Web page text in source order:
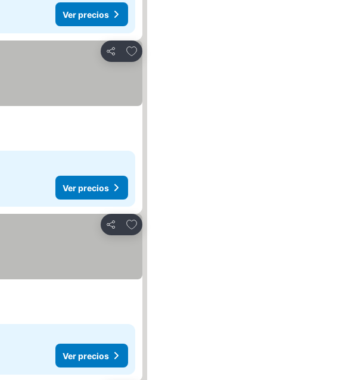
Ver precios
Compartir
Agregar a favoritos
Ver precios
Compartir
Agregar a favoritos
Ver precios